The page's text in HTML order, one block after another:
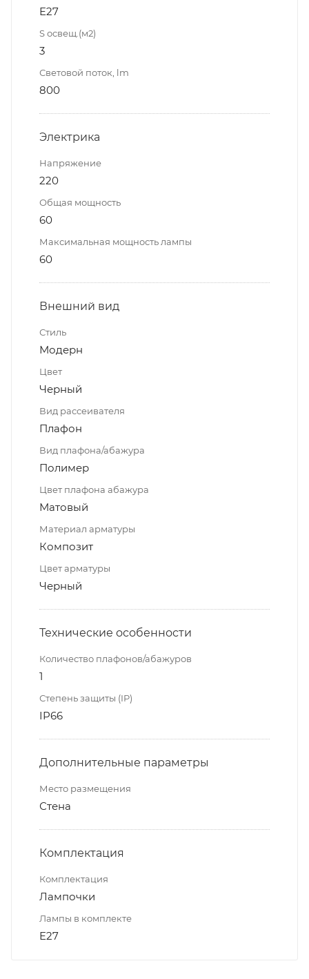
E27
S освещ.(м2)
3
Световой поток, lm
800
Электрика
Напряжение
220
Общая мощность
60
Максимальная мощность лампы
60
Внешний вид
Стиль
Модерн
Цвет
Черный
Вид рассеивателя
Плафон
Вид плафона/абажура
Полимер
Цвет плафона абажура
Матовый
Материал арматуры
Композит
Цвет арматуры
Черный
Технические особенности
Количество плафонов/абажуров
1
Степень защиты (IP)
IP66
Дополнительные параметры
Место размещения
Стена
Комплектация
Комплектация
Лампочки
Лампы в комплекте
E27